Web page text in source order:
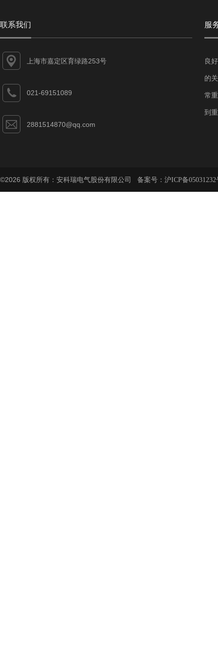
联系我们
上海市嘉定区育绿路253号
021-69151089
2881514870@qq.com
服
良
的
常
到
©2026 版权所有：安科瑞电气股份有限公司 备案号： 沪ICP备05031232